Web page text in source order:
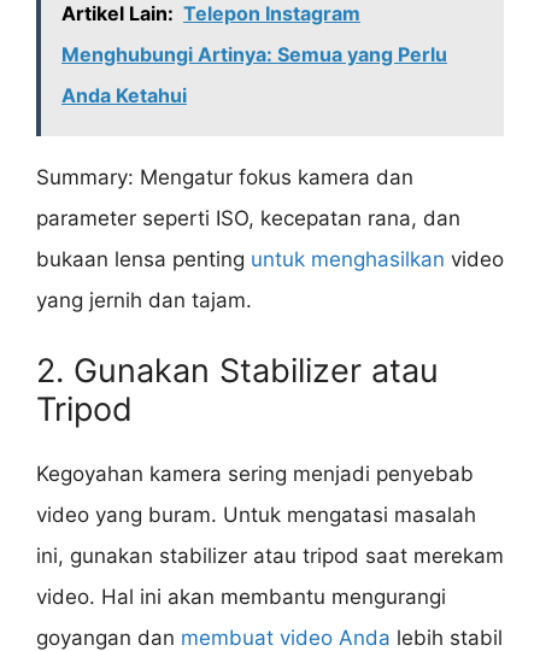
Artikel Lain: Telepon Instagram
Menghubungi Artinya: Semua yang Perlu
Anda Ketahui
Summary: Mengatur fokus kamera dan
parameter seperti ISO, kecepatan rana, dan
bukaan lensa penting untuk menghasilkan video
yang jernih dan tajam.
2. Gunakan Stabilizer atau
Tripod
Kegoyahan kamera sering menjadi penyebab
video yang buram. Untuk mengatasi masalah
ini, gunakan stabilizer atau tripod saat merekam
video. Hal ini akan membantu mengurangi
goyangan dan membuat video Anda lebih stabil